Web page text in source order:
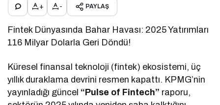
+ - PAYLAŞ
Fintek Dünyasında Bahar Havası: 2025 Yatırımları
116 Milyar Dolarla Geri Döndü!
Küresel finansal teknoloji (fintek) ekosistemi, üç
yıllık duraklama devrini resmen kapattı. KPMG’nin
yayınladığı güncel “Pulse of Fintech” raporu,